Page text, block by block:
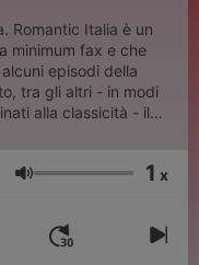
minimum fax e che
episodi della
tra gli altri - in modi
alla classicità - il
dell’amore. Qui
cantiamo d’amore.
Volumen 1 x